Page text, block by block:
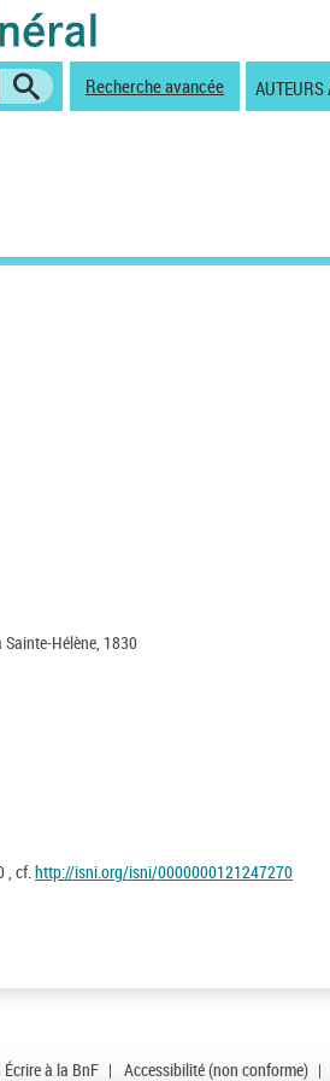
Recherche avancée AUTEURS
Hélène, 1830
, cf.http://isni.org/isni/0000000121247270
Écrire à la BnF | Accessibilité (non conforme) |